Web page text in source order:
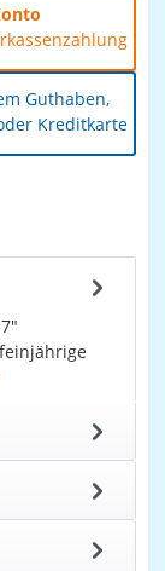
Guthaben,
Kreditkarte